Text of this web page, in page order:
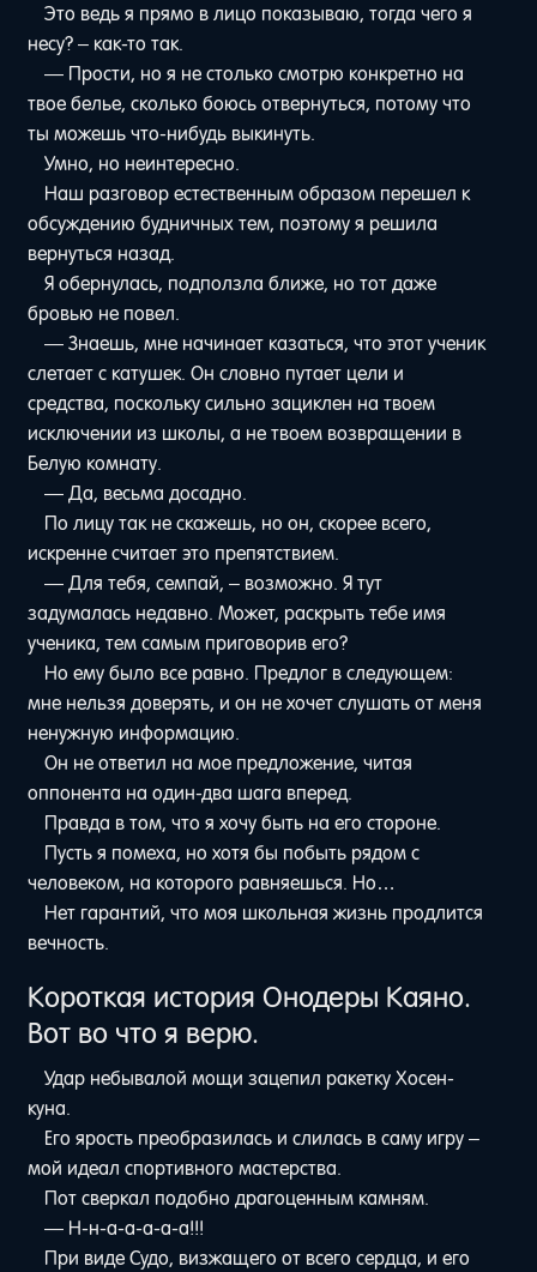
Это ведь я прямо в лицо показываю, тогда чего я
несу? – как-то так.
— Прости, но я не столько смотрю конкретно на
твое белье, сколько боюсь отвернуться, потому что
ты можешь что-нибудь выкинуть.
Умно, но неинтересно.
Наш разговор естественным образом перешел к
обсуждению будничных тем, поэтому я решила
вернуться назад.
Я обернулась, подползла ближе, но тот даже
бровью не повел.
— Знаешь, мне начинает казаться, что этот ученик
слетает с катушек. Он словно путает цели и
средства, поскольку сильно зациклен на твоем
исключении из школы, а не твоем возвращении в
Белую комнату.
— Да, весьма досадно.
По лицу так не скажешь, но он, скорее всего,
искренне считает это препятствием.
— Для тебя, семпай, – возможно. Я тут
задумалась недавно. Может, раскрыть тебе имя
ученика, тем самым приговорив его?
Но ему было все равно. Предлог в следующем:
мне нельзя доверять, и он не хочет слушать от меня
ненужную информацию.
Он не ответил на мое предложение, читая
оппонента на один-два шага вперед.
Правда в том, что я хочу быть на его стороне.
Пусть я помеха, но хотя бы побыть рядом с
человеком, на которого равняешься. Но…
Нет гарантий, что моя школьная жизнь продлится
вечность.
Короткая история Онодеры Каяно.
Вот во что я верю.
Удар небывалой мощи зацепил ракетку Хосен-
куна.
Его ярость преобразилась и слилась в саму игру –
мой идеал спортивного мастерства.
Пот сверкал подобно драгоценным камням.
— Н-н-а-а-а-а-а!!!
При виде Судо, визжащего от всего сердца, и его